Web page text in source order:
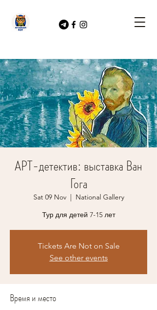
АРТ-детектив: выставка Ван
Гога
Sat 09 Nov
  |
National Gallery
Тур для детей 7-15 лет
Tickets Are Not on Sale
See other events
Время и место